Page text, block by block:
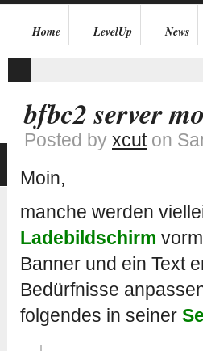
Home LevelUp News
bfbc2 server
Posted by xcuton
Moin,
manche werden
Ladebildschirm
Banner und ein Text
Bedürfnisse
folgendes in seiner